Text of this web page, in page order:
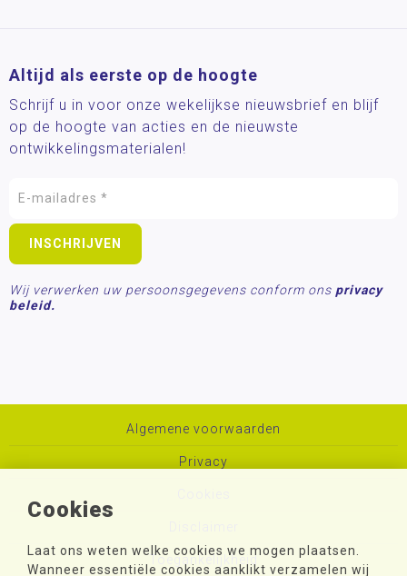
Cookies
Laat ons weten welke cookies we mogen plaatsen.
Wanneer essentiële cookies aanklikt verzamelen wij
Altijd als eerste op de hoogte
Schrijf u in voor onze wekelijkse nieuwsbrief en blijf
op de hoogte van acties en de nieuwste
ontwikkelingsmaterialen!
Wij verwerken uw persoonsgegevens conform ons privacy
beleid.
Algemene voorwaarden
Privacy
Toegankelijkheid